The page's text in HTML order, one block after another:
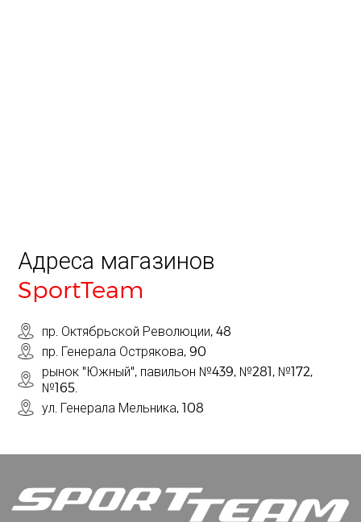
Адреса магазинов
SportTeam
пр. Октябрьской Революции, 48
пр. Генерала Острякова, 90
рынок "Южный", павильон №439, №281, №172,
№165.
ул. Генерала Мельника, 108